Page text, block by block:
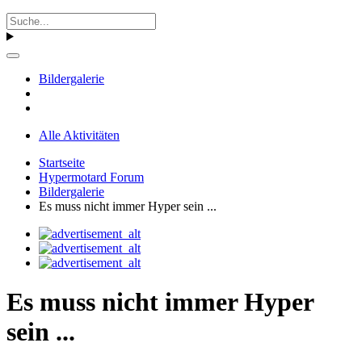
Bildergalerie
Alle Aktivitäten
Startseite
Hypermotard Forum
Bildergalerie
Es muss nicht immer Hyper sein ...
Es muss nicht immer Hyper
sein ...